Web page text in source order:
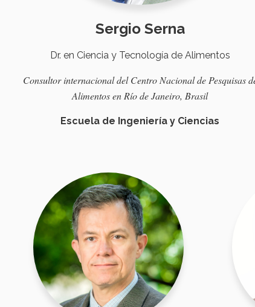
Sergio Serna
Dr. en Ciencia y Tecnología de Alimentos
Consultorinternacionaldel Centro Nacional de Pesquisas
Alimentosen Ríode Janeiro, Brasil
Escuela de Ingeniería y Ciencias